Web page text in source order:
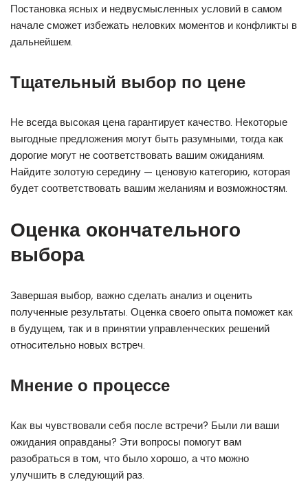
Постановка ясных и недвусмысленных условий в самом
начале сможет избежать неловких моментов и конфликты в
дальнейшем.
Тщательный выбор по цене
Не всегда высокая цена гарантирует качество. Некоторые
выгодные предложения могут быть разумными, тогда как
дорогие могут не соответствовать вашим ожиданиям.
Найдите золотую середину — ценовую категорию, которая
будет соответствовать вашим желаниям и возможностям.
Оценка окончательного
выбора
Завершая выбор, важно сделать анализ и оценить
полученные результаты. Оценка своего опыта поможет как
в будущем, так и в принятии управленческих решений
относительно новых встреч.
Мнение о процессе
Как вы чувствовали себя после встречи? Были ли ваши
ожидания оправданы? Эти вопросы помогут вам
разобраться в том, что было хорошо, а что можно
улучшить в следующий раз.